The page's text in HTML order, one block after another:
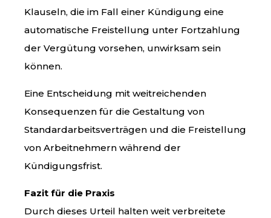
Klauseln, die im Fall einer Kündigung eine
automatische Freistellung unter Fortzahlung
der Vergütung vorsehen, unwirksam sein
können.
Eine Entscheidung mit weitreichenden
Konsequenzen für die Gestaltung von
Standardarbeitsverträgen und die Freistellung
von Arbeitnehmern während der
Kündigungsfrist.
Fazit für die Praxis
Durch dieses Urteil halten weit verbreitete